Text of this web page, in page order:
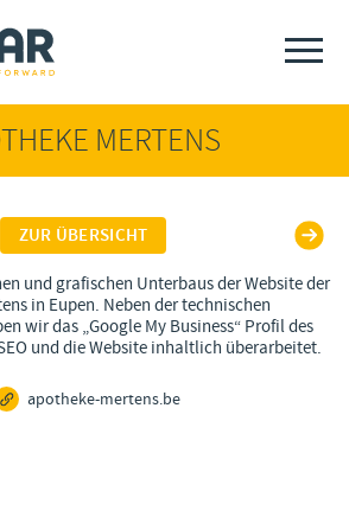
MERTENS
ZUR ÜBERSICHT
und grafischen Unterbaus der Website der
in Eupen. Neben der technischen
wir das „Google My Business“ Profil des
und die Website inhaltlich überarbeitet.
apotheke-mertens.be